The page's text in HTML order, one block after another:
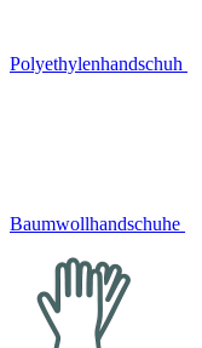
Polyethylenhandschuh
Baumwollhandschuhe